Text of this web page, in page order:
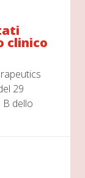
clinico
29
B dello